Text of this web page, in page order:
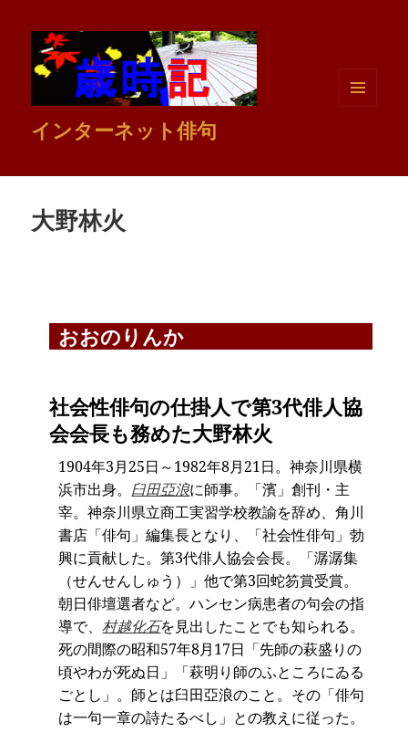
インターネット俳句
大野林火
おおのりんか
社会性俳句の仕掛人で第3代俳人協
会会長も務めた大野林火
1904年3月25日～1982年8月21日。神奈川県横
浜市出身。 臼田亞浪に師事。「濱」創刊・主
宰。神奈川県立商工実習学校教諭を辞め、角川
書店「俳句」編集長となり、「社会性俳句」勃
興に貢献した。第3代俳人協会会長。「潺潺集
（せんせんしゅう）」他で第3回蛇笏賞受賞。
朝日俳壇選者など。ハンセン病患者の句会の指
導で、村越化石を見出したことでも知られる。
死の間際の昭和57年8月17日「先師の萩盛りの
頃やわが死ぬ日」「萩明り師のふところにゐる
ごとし」。師とは臼田亞浪のこと。その「俳句
は一句一章の詩たるべし」との教えに従った。